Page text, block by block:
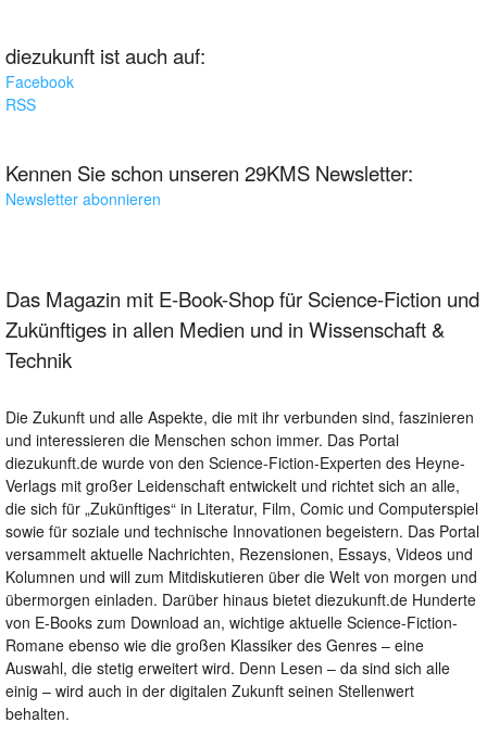
diezukunft ist auch auf:
Facebook
RSS
Kennen Sie schon unseren 29KMS Newsletter:
Newsletter abonnieren
Das Magazin mit E-Book-Shop für Science-Fiction und
Zukünftiges in allen Medien und in Wissenschaft &
Technik
Die Zukunft und alle Aspekte, die mit ihr verbunden sind, faszinieren
und interessieren die Menschen schon immer. Das Portal
diezukunft.de wurde von den Science-Fiction-Experten des Heyne-
Verlags mit großer Leidenschaft entwickelt und richtet sich an alle,
die sich für „Zukünftiges“ in Literatur, Film, Comic und Computerspiel
sowie für soziale und technische Innovationen begeistern. Das Portal
versammelt aktuelle Nachrichten, Rezensionen, Essays, Videos und
Kolumnen und will zum Mitdiskutieren über die Welt von morgen und
übermorgen einladen. Darüber hinaus bietet diezukunft.de Hunderte
von E-Books zum Download an, wichtige aktuelle Science-Fiction-
Romane ebenso wie die großen Klassiker des Genres – eine
Auswahl, die stetig erweitert wird. Denn Lesen – da sind sich alle
einig – wird auch in der digitalen Zukunft seinen Stellenwert
behalten.